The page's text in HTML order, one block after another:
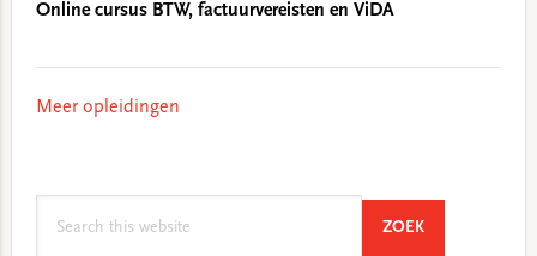
Online cursus BTW, factuurvereisten en ViDA
Meer opleidingen
ZOEKSEARCH